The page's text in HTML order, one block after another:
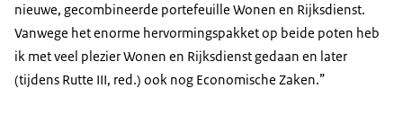
nieuwe, gecombineerde portefeuille Wonen en Rijksdienst.
Vanwege het enorme hervormingspakket op beide poten heb
ik met veel plezier Wonen en Rijksdienst gedaan en later
(tijdens Rutte III, red.) ook nog Economische Zaken.”